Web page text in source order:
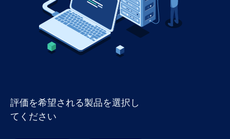
評価を希望される製品を選択し
てください